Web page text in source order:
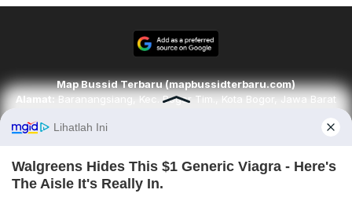
Map Bussid Terbaru (mapbussidterbaru.com)
Alamat: Baranangsiang, Kec. Bogor Tim., Kota Bogor, Jawa Barat
Email:
Ikuti kami di